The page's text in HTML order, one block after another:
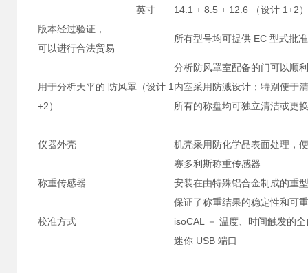
英寸
14.1 + 8.5 + 12.6 （设计 1+2）
版本经过验证，
可以进行合法贸易
所有型号均可提供 EC 型式批
用于分析天平的 防风罩（设计 1
+2）
分析防风罩室配备的门可以顺
内室采用防溅设计；特别便于
所有的称盘均可独立清洁或更换
仪器外壳 机壳采用防化学品表面处理，
称重传感器
赛多利斯称重传感器
安装在由特殊铝合金制成的重
保证了称重结果的稳定性和可
校准方式
isoCAL － 温度、时间触发的
迷你 USB 端口